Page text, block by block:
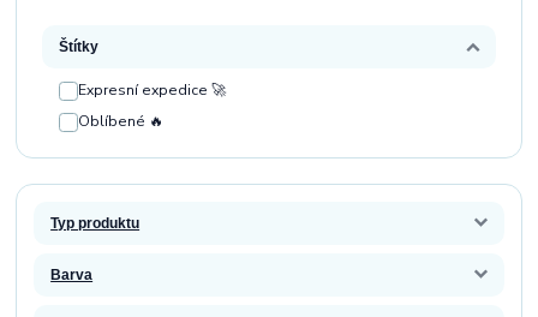
Štítky
Expresní expedice 🚀
Oblíbené 🔥
Typ produktu
Barva